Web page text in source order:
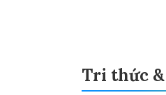
Tri thức